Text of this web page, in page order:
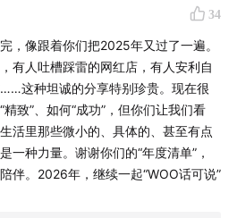
和最难忘旅游经历
物
动
笔消费
价单品
集
节目
34
，像跟着你们把2025年又过了一遍。
有人吐槽踩雷的网红店，有人安利自
这种坦诚的分享特别珍贵。现在很
致”、如何“成功”，但你们让我们看
活里那些微小的、具体的、甚至有点
一种力量。谢谢你们的“年度清单”，
伴。2026年，继续一起“WOO话可说”